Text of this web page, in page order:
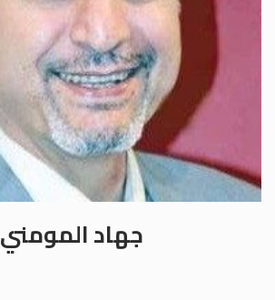
جهاد المومني